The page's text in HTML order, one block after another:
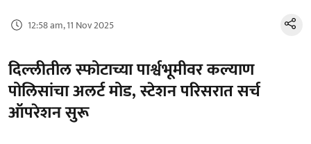
12:58 am, 11 Nov 2025
दिल्लीतील स्फोटाच्या पार्श्वभूमीवर कल्याण
पोलिसांचा अलर्ट मोड, स्टेशन परिसरात सर्च
ऑपरेशन सुरू